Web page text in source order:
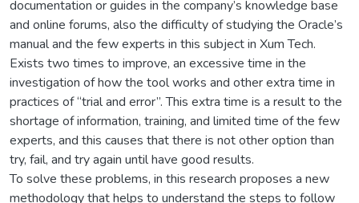
documentation or guides in the company’s knowledge base
and online forums, also the difficulty of studying the Oracle’s
manual and the few experts in this subject in Xum Tech.
Exists two times to improve, an excessive time in the
investigation of how the tool works and other extra time in
practices of “trial and error”. This extra time is a result to the
shortage of information, training, and limited time of the few
experts, and this causes that there is not other option than
try, fail, and try again until have good results.
To solve these problems, in this research proposes a new
methodology that helps to understand the steps to follow